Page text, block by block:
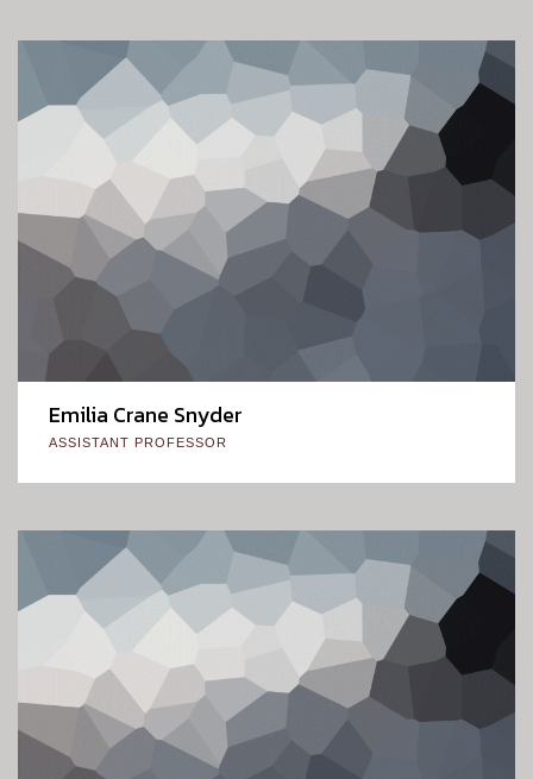
Emilia Crane Snyder
ASSISTANT PROFESSOR